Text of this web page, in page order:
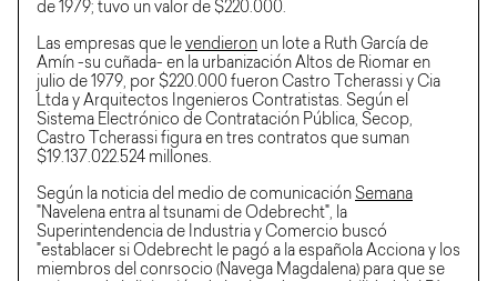
de 1979; tuvo un valor de $220.000.
Las empresas que le vendieron un lote a Ruth García de
Amín -su cuñada- en la urbanización Altos de Riomar en
julio de 1979, por $220.000 fueron Castro Tcherassi y Cia
Ltda y Arquitectos Ingenieros Contratistas. Según el
Sistema Electrónico de Contratación Pública, Secop,
Castro Tcherassi figura en tres contratos que suman
$19.137.022.524 millones.
Según la noticia del medio de comunicación Semana
"Navelena entra al tsunami de Odebrecht", la
Superintendencia de Industria y Comercio buscó
"establacer si Odebrecht le pagó a la española Acciona y los
miembros del conrsocio (Navega Magdalena) para que se